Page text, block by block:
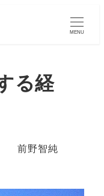
MENU
る経
前野智純